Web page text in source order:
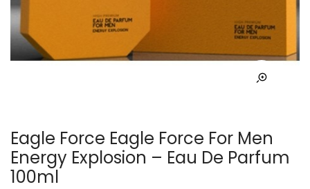
Eagle Force Eagle Force For Men
Energy Explosion – Eau De Parfum
100ml